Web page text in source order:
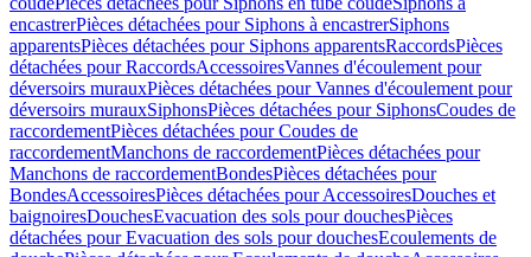
encastrerPièces détachées pour Siphons à encastrerSiphons
apparentsPièces détachées pour Siphons apparentsRaccordsPièces
détachées pour RaccordsAccessoiresVannes d'écoulement pour
déversoirs murauxPièces détachées pour Vannes d'écoulement pour
déversoirs murauxSiphonsPièces détachées pour SiphonsCoudes de
raccordementPièces détachées pour Coudes de
raccordementManchons de raccordementPièces détachées pour
Manchons de raccordementBondesPièces détachées pour
BondesAccessoiresPièces détachées pour AccessoiresDouches et
baignoiresDouchesEvacuation des sols pour douchesPièces
détachées pour Evacuation des sols pour douchesEcoulements de